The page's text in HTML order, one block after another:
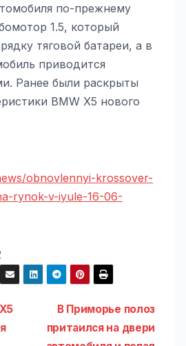
по-прежнему
1.5, который
тяговой батареи, а в
приводится
Ранее были раскрыты
BMW X5 нового
obnovlennyi-krossover-
rynok-v-iyule-16-06-
В Приморье полоз
притаился на двери